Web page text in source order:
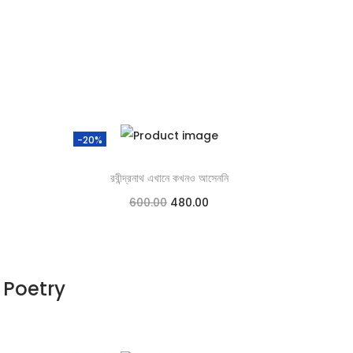
-20%
রবীন্দ্রনাথ এখানে কখনও আসেননি
600.00 480.00
Poetry